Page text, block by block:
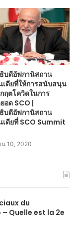
บดีอัฟกานิสถาน
ดียที่ให้การสนับสนุน
ฤตโควิดในการ
อด SCO |
บดีอัฟกานิสถาน
ดียที่ SCO Summit
10, 2020
du
Quelle est la 2e